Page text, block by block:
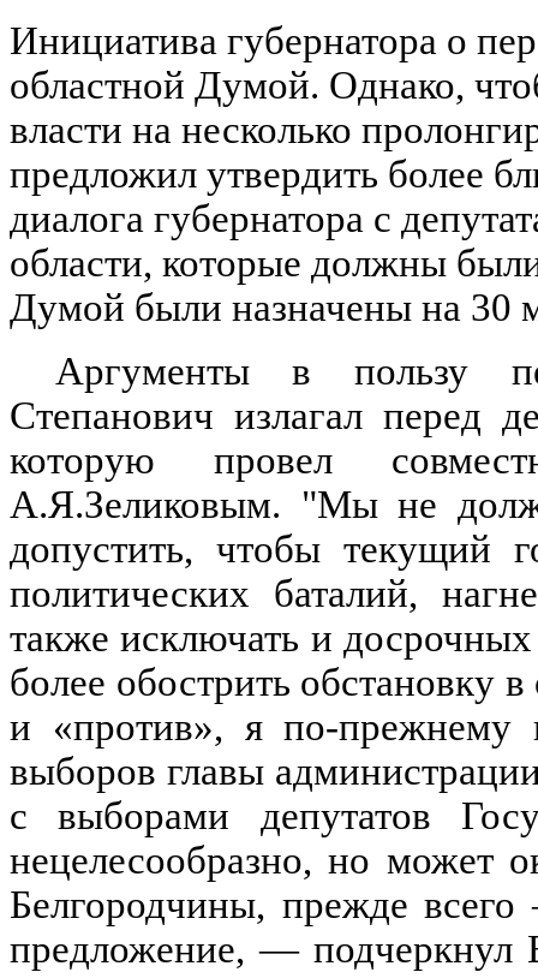
Инициатива губернатора о
областной Думой. Однако,
власти на несколько
предложил утвердить более
диалога губернатора с
области, которые должны
Думой были назначены на 30
Аргументы в пользу
Степанович излагал перед
которую провел
А.Я.Зеликовым. "Мы не
допустить, чтобы текущий
политических баталий,
также исключать и
более обострить обстановку
и «против», я по-прежнему
выборов главы
с выборами депутатов
нецелесообразно, но может
Белгородчины, прежде
предложение, —